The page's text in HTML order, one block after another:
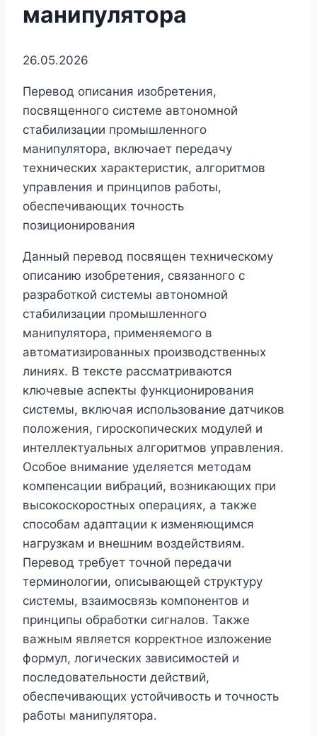
манипулятора
26.05.2026
Перевод описания изобретения,
посвященного системе автономной
стабилизации промышленного
манипулятора, включает передачу
технических характеристик, алгоритмов
управления и принципов работы,
обеспечивающих точность
позиционирования
Данный перевод посвящен техническому
описанию изобретения, связанного с
разработкой системы автономной
стабилизации промышленного
манипулятора, применяемого в
автоматизированных производственных
линиях. В тексте рассматриваются
ключевые аспекты функционирования
системы, включая использование датчиков
положения, гироскопических модулей и
интеллектуальных алгоритмов управления.
Особое внимание уделяется методам
компенсации вибраций, возникающих при
высокоскоростных операциях, а также
способам адаптации к изменяющимся
нагрузкам и внешним воздействиям.
Перевод требует точной передачи
терминологии, описывающей структуру
системы, взаимосвязь компонентов и
принципы обработки сигналов. Также
важным является корректное изложение
формул, логических зависимостей и
последовательности действий,
обеспечивающих устойчивость и точность
работы манипулятора.